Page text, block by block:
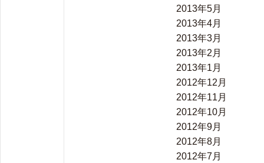
2013年5月
2013年4月
2013年3月
2013年2月
2013年1月
2012年12月
2012年11月
2012年10月
2012年9月
2012年8月
2012年7月